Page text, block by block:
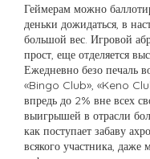
Геймерам можно
деньки дожидаться, в
большой вес. Игровой
прост, еще отделяется
Ежедневно безо печаль
«Bingo Club», «Keno
впредь до 2% вне всех
выигрышей в отрасли
как поступает забаву
всякого участника, даже